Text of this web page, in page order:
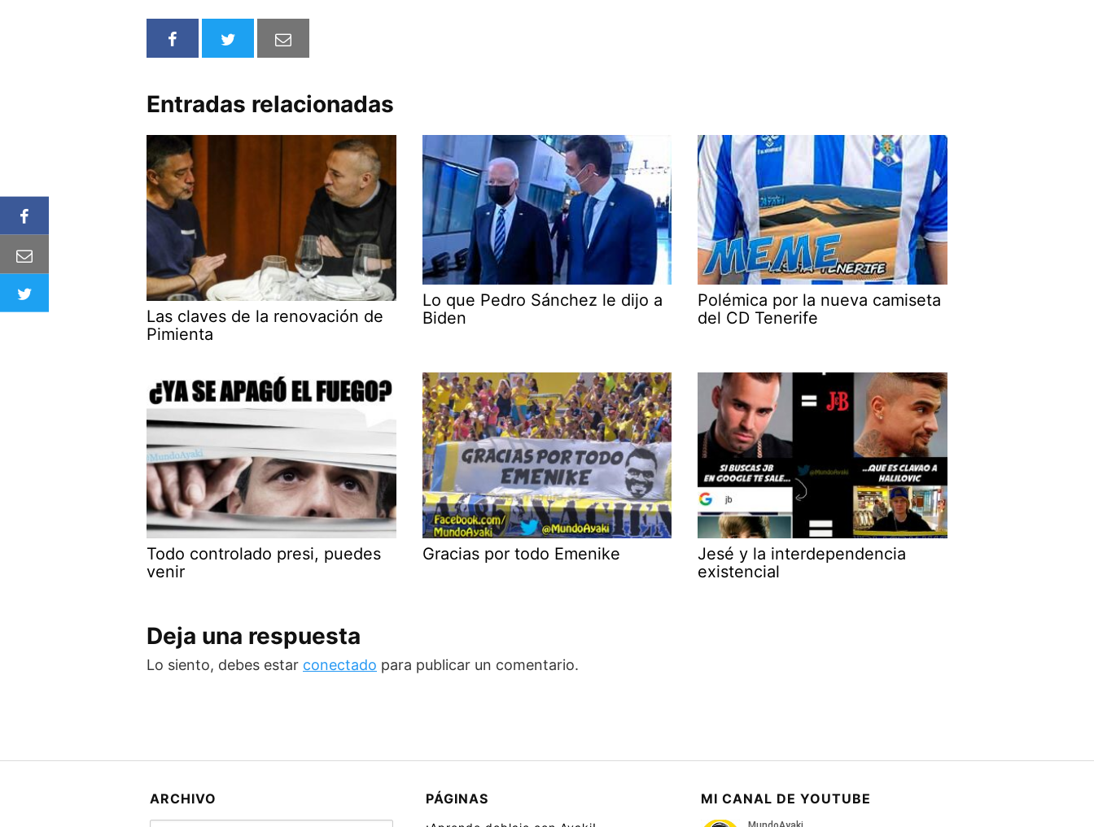
Entradas relacionadas
Las claves de la renovación de
Pimienta
Lo que Pedro Sánchez le dijo a
Biden
Polémica por la nueva camiseta
del CD Tenerife
Todo controlado presi, puedes
venir
Gracias por todo Emenike
Jesé y la interdependencia
existencial
Deja una respuesta
Lo siento, debes estar conectado para publicar un comentario.
ARCHIVO
PÁGINAS MI CANAL DE YOUTUBE